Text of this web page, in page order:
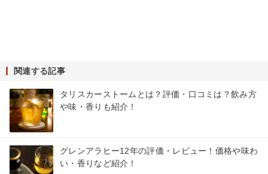
関連する記事
タリスカーストームとは？評価・口コミは？飲み方
や味・香りも紹介！
グレンアラヒー12年の評価・レビュー！価格や味わ
い・香りなど紹介！